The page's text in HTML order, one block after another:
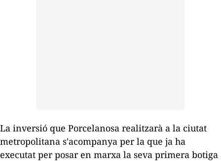
La inversió que Porcelanosa realitzarà a la ciutat
metropolitana s'acompanya per la que ja ha
executat per posar en marxa la seva primera botiga